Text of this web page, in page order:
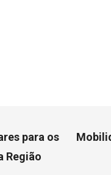
para os
Região